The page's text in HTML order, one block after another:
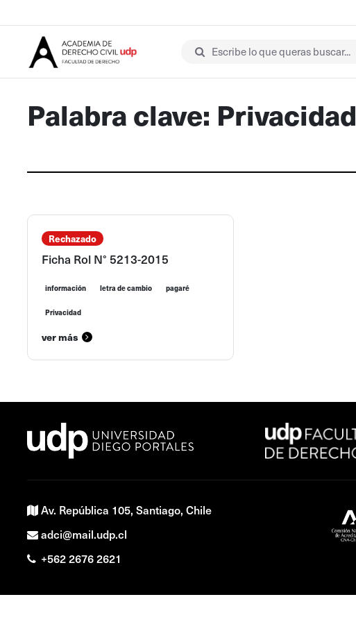
Escribe lo que queras buscar...
Palabra clave: Privacidad
Rechazado
Ficha Rol N° 5213-2015
información letra de cambio pagaré
Privacidad
ver más
Av. República 105, Santiago, Chile
adci@mail.udp.cl
+562 2676 2621